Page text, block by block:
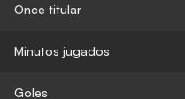
Once titular
Minutos jugados
Goles